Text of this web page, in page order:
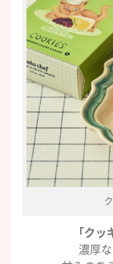
「ク
濃厚